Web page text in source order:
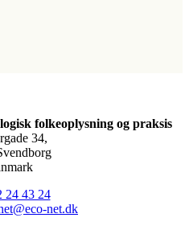
folkeoplysning og praksis
34,
24 43 24
net.dk